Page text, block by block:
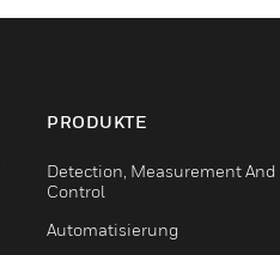
PRODUKTE
Detection, Measurement And
Control
Automatisierung